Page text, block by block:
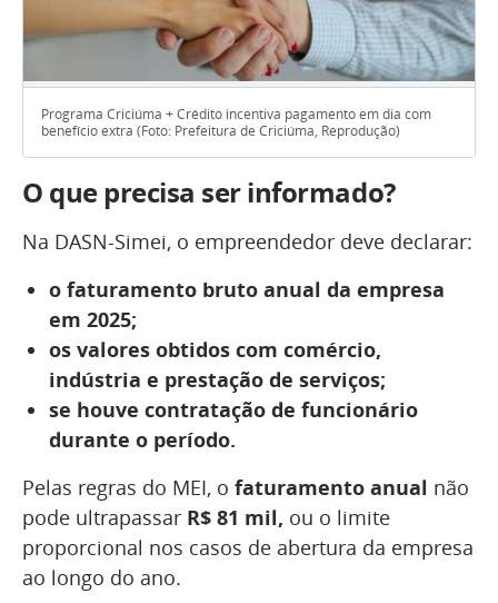
Programa Criciúma + Crédito incentiva pagamento em dia com
benefício extra (Foto: Prefeitura de Criciúma, Reprodução)
O que precisa ser informado?
Na DASN-Simei, o empreendedor deve declarar:
o faturamento bruto anual da empresa
em 2025;
os valores obtidos com comércio,
indústria e prestação de serviços;
se houve contratação de funcionário
durante o período.
Pelas regras do MEI, o faturamento anual não
pode ultrapassar R$ 81 mil, ou o limite
proporcional nos casos de abertura da empresa
ao longo do ano.